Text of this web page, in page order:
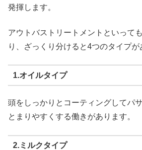
発揮します。
アウトバストリートメントといって
り、ざっくり分けると4つのタイプが
1.オイルタイプ
頭をしっかりとコーティングしてパ
とまりやすくする働きがあります。
2.ミルクタイプ